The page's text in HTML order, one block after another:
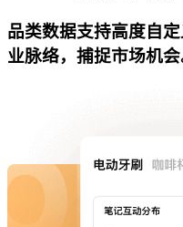
品类数据支持高度自
业脉络，捕捉市场机会